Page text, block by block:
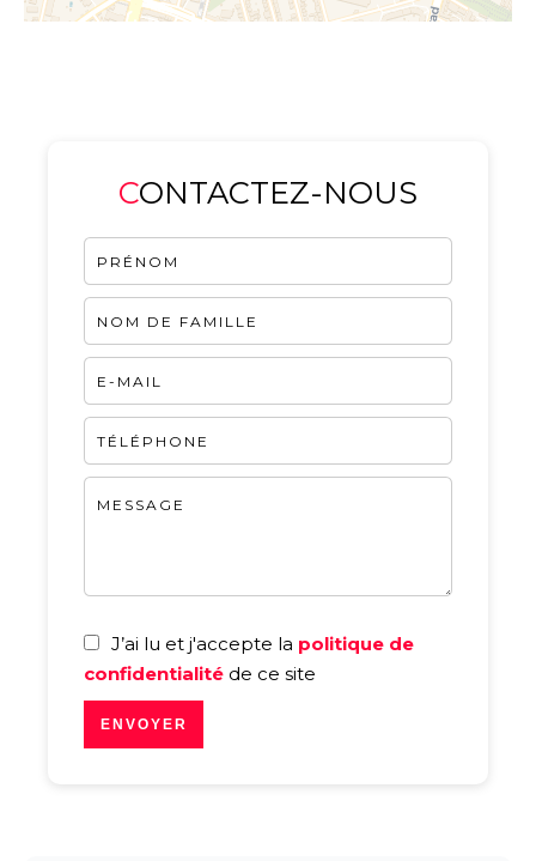
CONTACTEZ-NOUS
J’ai lu et j'accepte la politique de
confidentialité de ce site
ENVOYER